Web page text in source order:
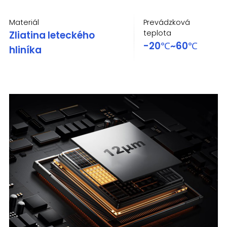
Materiál
Zliatina leteckého
hliníka
Prevádzková
teplota
-20℃~60℃